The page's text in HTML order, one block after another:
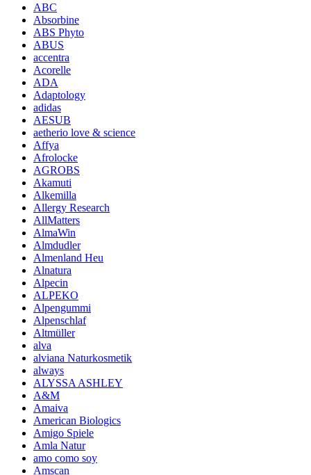
ABC
Absorbine
ABS Phyto
ABUS
accentra
Acorelle
ADA
Adaptology
adidas
AESUB
aetherio love & science
Affya
Afrolocke
AGROBS
Akamuti
Alkemilla
Allergy Research
AllMatters
AlmaWin
Almdudler
Almenland Heu
Alnatura
Alpecin
ALPEKO
Alpengummi
Alpenschlaf
Altmüller
alva
alviana Naturkosmetik
always
ALYSSA ASHLEY
A&M
Amaiva
American Biologics
Amigo Spiele
Amla Natur
amo como soy
Amscan